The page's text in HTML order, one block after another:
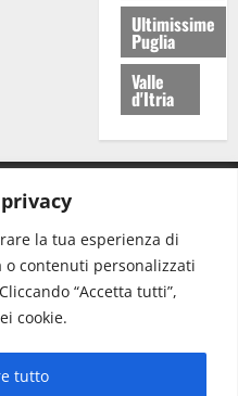
la tua esperienza di
contenuti personalizzati
“Accetta tutti”,
cookie.
tutto
Ultimissime
Puglia
Valle
d'Itria